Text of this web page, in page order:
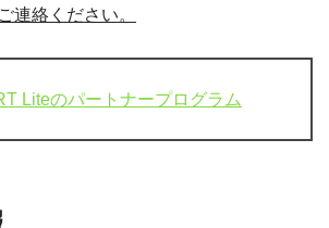
連絡ください。
Liteのパートナープログラム